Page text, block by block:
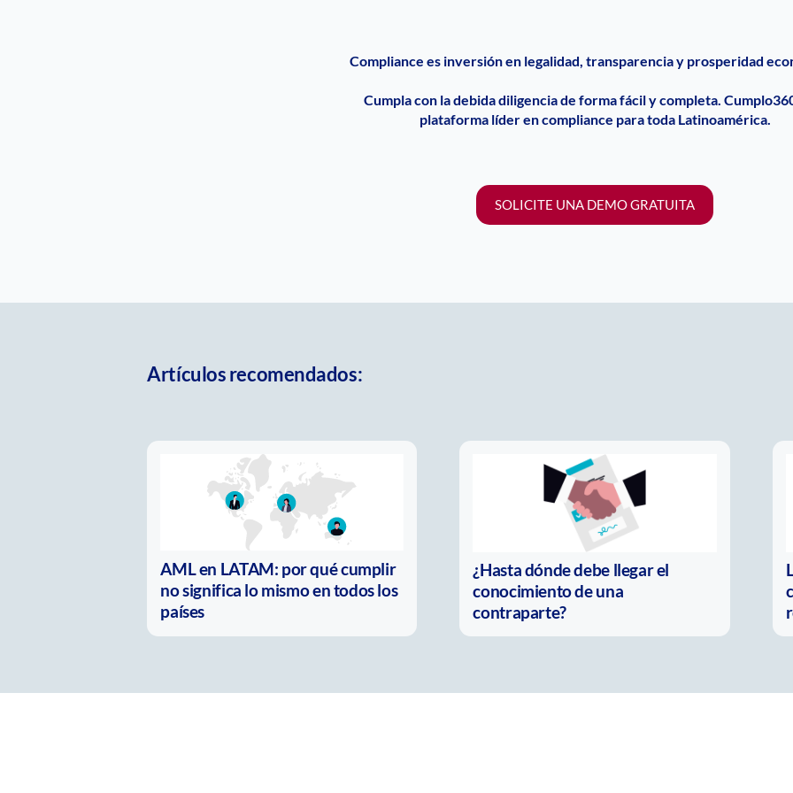
Compliance es inversión en legalidad, transparencia y prosperidad
Cumpla con la debida diligencia de forma fácil y completa.
plataforma líder encompliance para toda Latinoamérica.
SOLICITE UNA DEMO GRATUITA
Artículos recomendados:
AML en LATAM: por qué cumplir
no significa lo mismo en todos los
países
¿Hasta dónde debe llegar el
conocimiento de una
contraparte?